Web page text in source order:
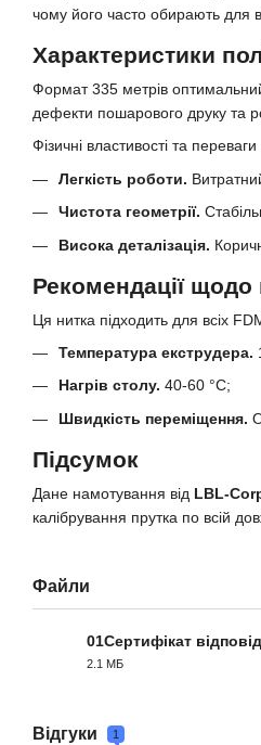
чому його часто обирають для
Характеристики
Формат 335 метрів
дефекти пошарового друку та
Фізичні властивості та
Легкість роботи.
Чистота геометрії.
Висока деталізація.
Рекомендації
Ця нитка підходить для всіх
Температура екструдера.
Нагрів столу. 40-60 °C;
Швидкість переміщення.
Підсумок
Дане намотування від LBL-
калібрування прутка по всій
Файли
01Сертифікат
2.1 МБ
Відгуки 1